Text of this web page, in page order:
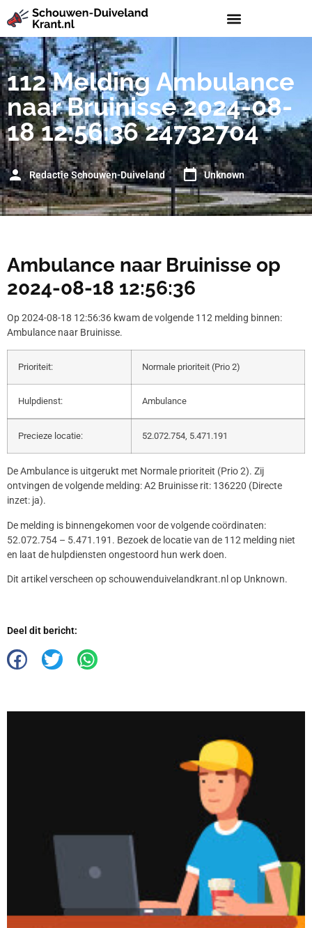
112 Melding Ambulance
naar Bruinisse 2024-08-
18 12:56:36 24732704
Redactie Schouwen-Duiveland Unknown
Ambulance naar Bruinisse op
2024-08-18 12:56:36
Op 2024-08-18 12:56:36 kwam de volgende 112 melding binnen:
Ambulance naar Bruinisse.
Prioriteit: Normale prioriteit (Prio 2)
Hulpdienst: Ambulance
Precieze locatie: 52.072.754, 5.471.191
De Ambulance is uitgerukt met Normale prioriteit (Prio 2). Zij
ontvingen de volgende melding: A2 Bruinisse rit: 136220 (Directe
inzet: ja).
De melding is binnengekomen voor de volgende coördinaten:
52.072.754 – 5.471.191. Bezoek de locatie van de 112 melding niet
en laat de hulpdiensten ongestoord hun werk doen.
Dit artikel verscheen op schouwenduivelandkrant.nl op Unknown.
Deel dit bericht: